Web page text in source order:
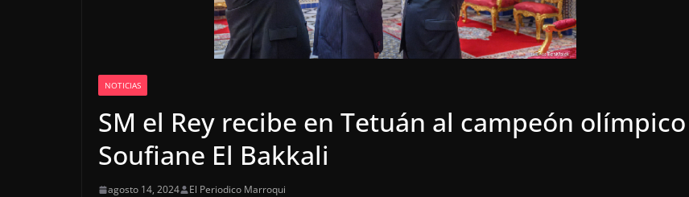
NOTICIAS
SM el Rey recibe en Tetuán al campeón olímpico
Soufiane El Bakkali
agosto 14, 2024 El Periodico Marroqui